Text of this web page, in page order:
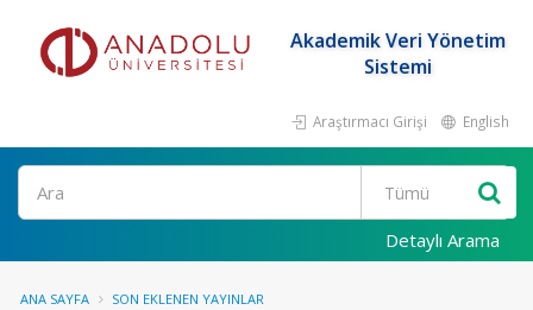
Akademik Veri Yönetim
Sistemi
Araştırmacı Girişi English
Ara
Detaylı Arama
ANA SAYFA SON EKLENEN YAYINLAR